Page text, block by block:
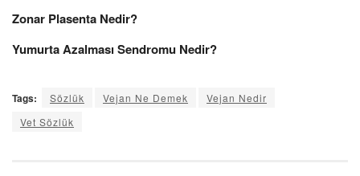
Zonar Plasenta Nedir?
Yumurta Azalması Sendromu Nedir?
Tags: Sözlük Vejan Ne Demek
Vejan Nedir
Vet Sözlük